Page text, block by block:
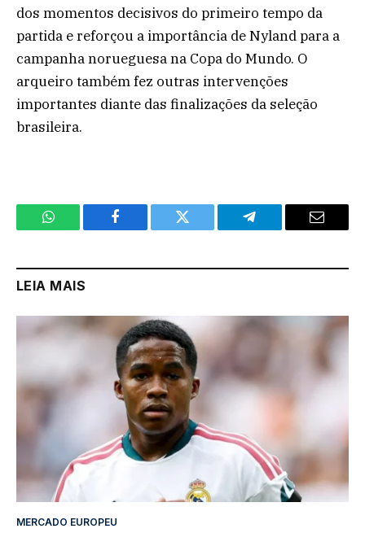
dos momentos decisivos do primeiro tempo da
partida e reforçou a importância de Nyland para a
campanha norueguesa na Copa do Mundo. O
arqueiro também fez outras intervenções
importantes diante das finalizações da seleção
brasileira.
WhatsApp Facebook Twitter Telegram Email
LEIA MAIS
MERCADO EUROPEU